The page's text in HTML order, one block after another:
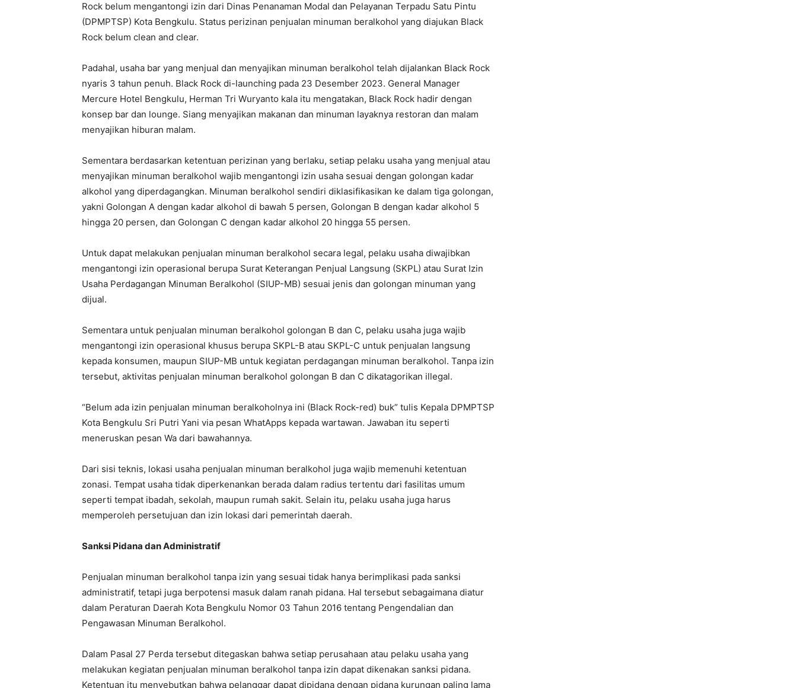
Rock belum mengantongi izin dari Dinas Penanaman Modal dan Pelayanan Terpadu Satu Pintu
(DPMPTSP) Kota Bengkulu. Status perizinan penjualan minuman beralkohol yang diajukan Black
Rock belum clean and clear.
Padahal, usaha bar yang menjual dan menyajikan minuman beralkohol telah dijalankan Black Rock
nyaris 3 tahun penuh. Black Rock di-launching pada 23 Desember 2023. General Manager
Mercure Hotel Bengkulu, Herman Tri Wuryanto kala itu mengatakan, Black Rock hadir dengan
konsep bar dan lounge. Siang menyajikan makanan dan minuman layaknya restoran dan malam
menyajikan hiburan malam.
Sementara berdasarkan ketentuan perizinan yang berlaku, setiap pelaku usaha yang menjual atau
menyajikan minuman beralkohol wajib mengantongi izin usaha sesuai dengan golongan kadar
alkohol yang diperdagangkan. Minuman beralkohol sendiri diklasifikasikan ke dalam tiga golongan,
yakni Golongan A dengan kadar alkohol di bawah 5 persen, Golongan B dengan kadar alkohol 5
hingga 20 persen, dan Golongan C dengan kadar alkohol 20 hingga 55 persen.
Untuk dapat melakukan penjualan minuman beralkohol secara legal, pelaku usaha diwajibkan
mengantongi izin operasional berupa Surat Keterangan Penjual Langsung (SKPL) atau Surat Izin
Usaha Perdagangan Minuman Beralkohol (SIUP-MB) sesuai jenis dan golongan minuman yang
dijual.
Sementara untuk penjualan minuman beralkohol golongan B dan C, pelaku usaha juga wajib
mengantongi izin operasional khusus berupa SKPL-B atau SKPL-C untuk penjualan langsung
kepada konsumen, maupun SIUP-MB untuk kegiatan perdagangan minuman beralkohol. Tanpa izin
tersebut, aktivitas penjualan minuman beralkohol golongan B dan C dikatagorikan illegal.
“Belum ada izin penjualan minuman beralkoholnya ini (Black Rock-red) buk” tulis Kepala DPMPTSP
Kota Bengkulu Sri Putri Yani via pesan WhatApps kepada wartawan. Jawaban itu seperti
meneruskan pesan Wa dari bawahannya.
Dari sisi teknis, lokasi usaha penjualan minuman beralkohol juga wajib memenuhi ketentuan
zonasi. Tempat usaha tidak diperkenankan berada dalam radius tertentu dari fasilitas umum
seperti tempat ibadah, sekolah, maupun rumah sakit. Selain itu, pelaku usaha juga harus
memperoleh persetujuan dan izin lokasi dari pemerintah daerah.
Sanksi Pidana dan Administratif
Penjualan minuman beralkohol tanpa izin yang sesuai tidak hanya berimplikasi pada sanksi
administratif, tetapi juga berpotensi masuk dalam ranah pidana. Hal tersebut sebagaimana diatur
dalam Peraturan Daerah Kota Bengkulu Nomor 03 Tahun 2016 tentang Pengendalian dan
Pengawasan Minuman Beralkohol.
Dalam Pasal 27 Perda tersebut ditegaskan bahwa setiap perusahaan atau pelaku usaha yang
melakukan kegiatan penjualan minuman beralkohol tanpa izin dapat dikenakan sanksi pidana.
Ketentuan itu menyebutkan bahwa pelanggar dapat dipidana dengan pidana kurungan paling lama